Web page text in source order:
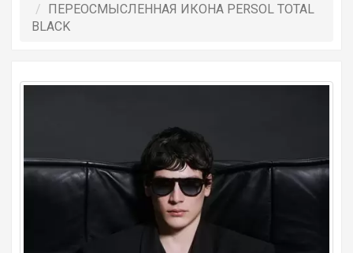
ПЕРЕОСМЫСЛЕННАЯ ИКОНА PERSOL TOTAL
BLACK